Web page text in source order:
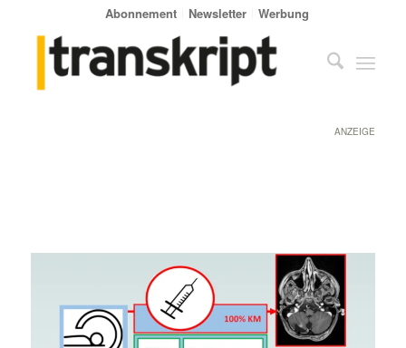
Abonnement Newsletter Werbung
ANZEIGE